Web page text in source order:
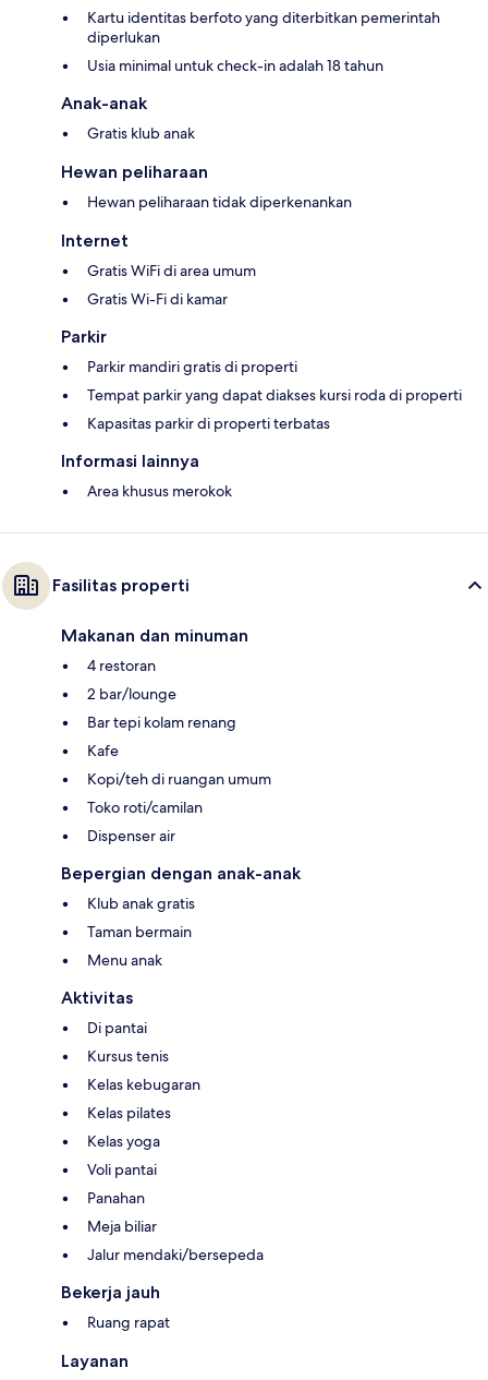
Kartu identitas berfoto yang diterbitkan pemerintah
diperlukan
Usia minimal untuk check-in adalah 18 tahun
Anak-anak
Gratis klub anak
Hewan peliharaan
Hewan peliharaan tidak diperkenankan
Internet
Gratis WiFi di area umum
Gratis Wi-Fi di kamar
Parkir
Parkir mandiri gratis di properti
Tempat parkir yang dapat diakses kursi roda di properti
Kapasitas parkir di properti terbatas
Informasi lainnya
Area khusus merokok
Fasilitas properti
Makanan dan minuman
4 restoran
2 bar/lounge
Bar tepi kolam renang
Kafe
Kopi/teh di ruangan umum
Toko roti/camilan
Dispenser air
Bepergian dengan anak-anak
Klub anak gratis
Taman bermain
Menu anak
Aktivitas
Di pantai
Kursus tenis
Kelas kebugaran
Kelas pilates
Kelas yoga
Voli pantai
Panahan
Meja biliar
Jalur mendaki/bersepeda
Bekerja jauh
Ruang rapat
Layanan